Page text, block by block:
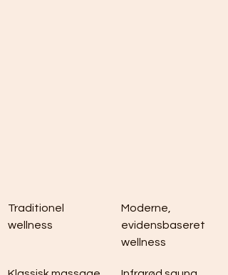
Traditionel
wellness
Moderne,
evidensbaseret
wellness